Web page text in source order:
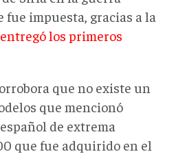
impuesta, gracias a la
entregó los primeros
que no existe un
que mencionó
de extrema
que fue adquirido en el